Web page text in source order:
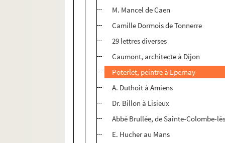
M. Mancel de Caen
Camille Dormois de Tonnerre
29 lettres diverses
Caumont, architecte à Dijon
Poterlet, peintre à Epernay
A. Duthoit à Amiens
Dr. Billon à Lisieux
Abbé Brullée, de Sainte-Colombe-
E. Hucher au Mans